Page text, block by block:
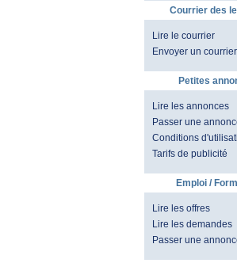
Courrier des
Lire le courrier
Envoyer un courrier
Petites
Lire les annonces
Passer une
Conditions
Tarifs de publicité
Emploi /
Lire les offres
Lire les demandes
Passer une